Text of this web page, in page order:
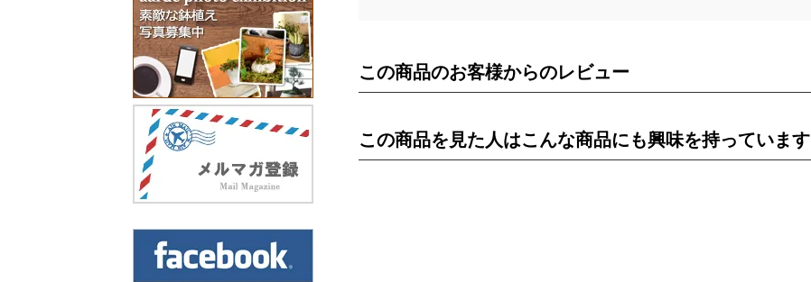
この商品のお客様からのレビュー
この商品を見た人はこんな商品にも興味を持っています